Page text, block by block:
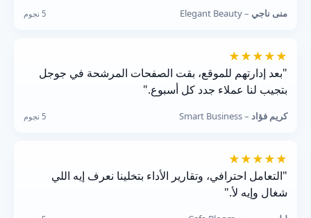
منى ناجي – Elegant Beauty 5 نجوم
★★★★★
"بعد إدارتهم للموقع، بقت الصفحات المرشحة في جوجل
بتجيب لنا عملاء جدد كل أسبوع."
كريم فؤاد – Smart Business 5 نجوم
★★★★★
"التعامل احترافي، وتقارير الأداء بتخلينا نعرف إيه اللي
شغال وإيه لأ."